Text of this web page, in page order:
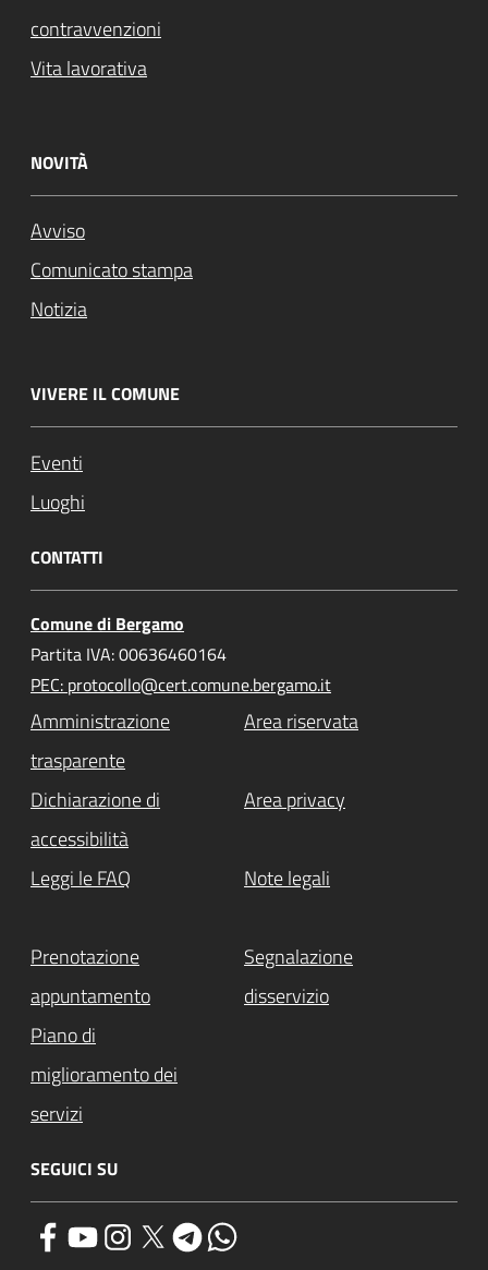
contravvenzioni
Vita lavorativa
NOVITÀ
Avviso
Comunicato stampa
Notizia
VIVERE IL COMUNE
Eventi
Luoghi
CONTATTI
Comune di Bergamo
Partita IVA: 00636460164
PEC: protocollo@cert.comune.bergamo.it
Amministrazione
trasparente
Area riservata
Dichiarazione di
accessibilità
Area privacy
Leggi le FAQ Note legali
Prenotazione
appuntamento
Segnalazione
disservizio
Piano di
miglioramento dei
servizi
SEGUICI SU